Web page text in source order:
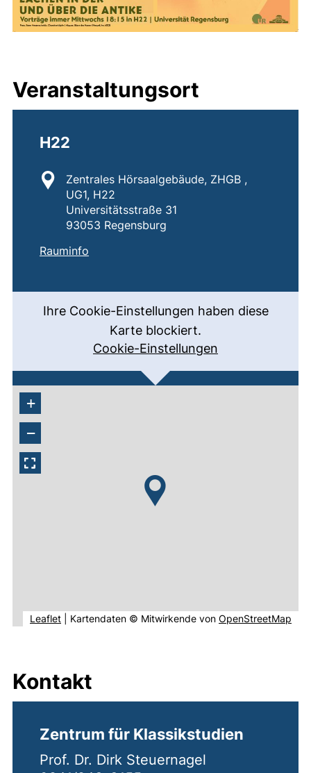
Veranstaltungsort
H22
Standort:
Zentrales Hörsaalgebäude, ZHGB ,
UG1, H22
Universitätsstraße 31
93053 Regensburg
Rauminfo
Ihre Cookie-Einstellungen haben diese
Karte blockiert.
Cookie-Einstellungen
+
−
Leaflet(externer Link, öffnet neues Fenster).
Kartendaten © Mitwirkende von OpenStreetMap
Kontakt
Zentrum für Klassikstudien
Prof. Dr. Dirk Steuernagel